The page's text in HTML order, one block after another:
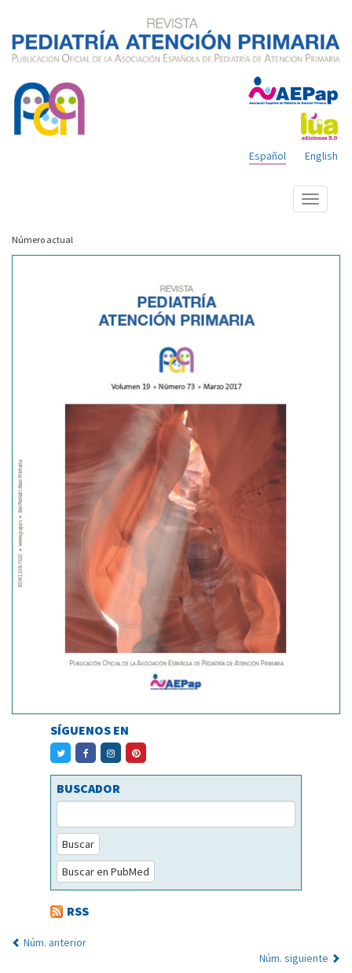
English
Español
Mostrar
menú
Número actual
SÍGUENOS EN
BUSCADOR
Buscar
Buscar en PubMed
RSS
Núm. anterior
Núm. siguiente